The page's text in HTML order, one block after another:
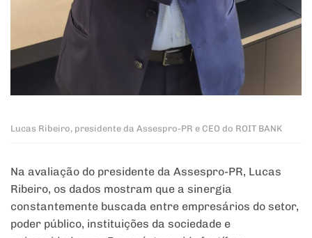
Lucas Ribeiro, presidente da Assespro-PR e CEO do ROIT BANK
Na avaliação do presidente da Assespro-PR, Lucas
Ribeiro, os dados mostram que a sinergia
constantemente buscada entre empresários do setor,
poder público, instituições da sociedade e